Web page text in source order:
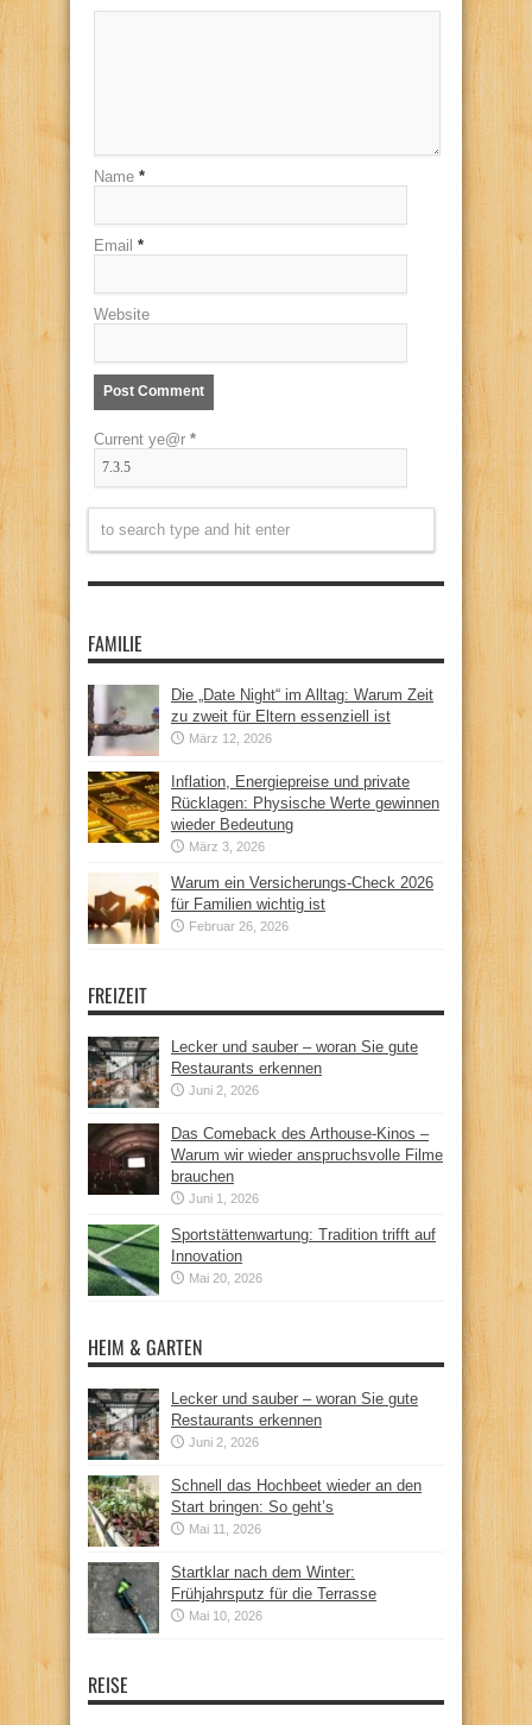
Name *
Email *
Website
Current ye@r *
FAMILIE
Die „Date Night“ im Alltag: Warum Zeit
zu zweit für Eltern essenziell ist
März 12, 2026
Inflation, Energiepreise und private
Rücklagen: Physische Werte gewinnen
wieder Bedeutung
März 3, 2026
Warum ein Versicherungs-Check 2026
für Familien wichtig ist
Februar 26, 2026
FREIZEIT
Lecker und sauber – woran Sie gute
Restaurants erkennen
Juni 2, 2026
Das Comeback des Arthouse-Kinos –
Warum wir wieder anspruchsvolle Filme
brauchen
Juni 1, 2026
Sportstättenwartung: Tradition trifft auf
Innovation
Mai 20, 2026
HEIM & GARTEN
Lecker und sauber – woran Sie gute
Restaurants erkennen
Juni 2, 2026
Schnell das Hochbeet wieder an den
Start bringen: So geht’s
Mai 11, 2026
Startklar nach dem Winter:
Frühjahrsputz für die Terrasse
Mai 10, 2026
REISE